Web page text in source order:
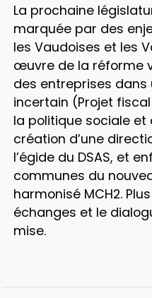
La prochaine
marquée par des
les Vaudoises et les
œuvre de la réforme
des entreprises
incertain (Projet
la politique sociale et
création d’une
l’égide du DSAS, et
communes du
harmonisé MCH2.
échanges et le
mise.